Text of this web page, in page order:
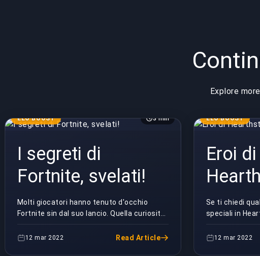
Explore
ELO BOOST 3 min
I segreti di
Fortnite, svelati!
Molti giocatori hanno tenuto d'occhio
Fortnite sin dal suo lancio. Quella curiosità
li porta a scoprire alcuni degli aspetti
migliori e più interessan...
12 mar 2022 Read Article
ELO BOOST
Eroi di
prova
Se ti chiedi
speciali in
nella pagina
incontrarli in
12 mar 2022